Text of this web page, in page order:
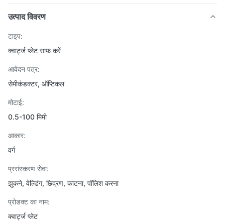
उत्पाद विवरण
टाइप:
क्वार्ट्ज प्लेट साफ़ करें
आवेदन पत्र:
सेमीकंडक्टर, ऑप्टिकल
मोटाई:
0.5-100 मिमी
आकार:
वर्ग
प्रसंस्करण सेवा:
झुकने, वेल्डिंग, छिद्रण, काटना, पॉलिश करना
प्रोडक्ट का नाम:
क्वार्ट्ज प्लेट